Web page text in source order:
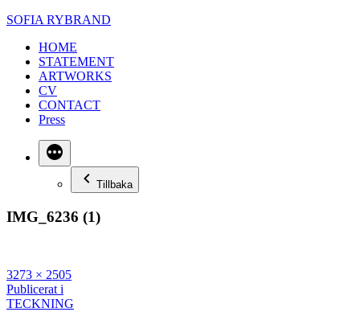
Hoppa
innehåll
SOFIA RYBRAND
HOME
STATEMENT
ARTWORKS
CV
CONTACT
Press
Mer
Tillbaka
IMG_6236 (1)
Full
storlek
3273 × 2505
Inläggsnavigering
Publicerat i
TECKNING